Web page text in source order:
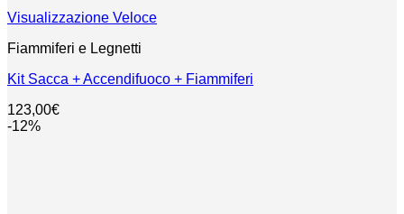
Visualizzazione Veloce
Fiammiferi e Legnetti
Kit Sacca + Accendifuoco + Fiammiferi
123,00€
-12%